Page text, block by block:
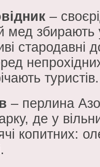
–
збирають
стародавні
туристів.
– перлина
де у
копитних: